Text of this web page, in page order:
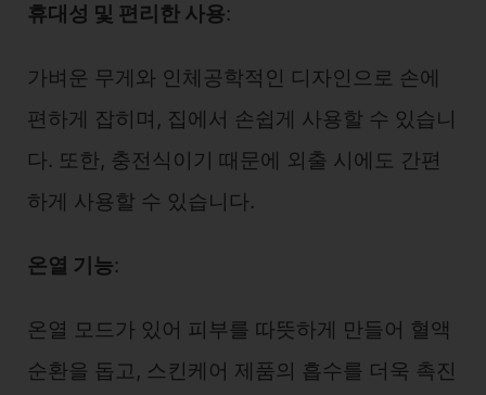
휴대성 및 편리한 사용:
가벼운 무게와 인체공학적인 디자인으로 손에
편하게 잡히며, 집에서 손쉽게 사용할 수 있습니
다. 또한, 충전식이기 때문에 외출 시에도 간편
하게 사용할 수 있습니다.
온열 기능:
온열 모드가 있어 피부를 따뜻하게 만들어 혈액
순환을 돕고, 스킨케어 제품의 흡수를 더욱 촉진